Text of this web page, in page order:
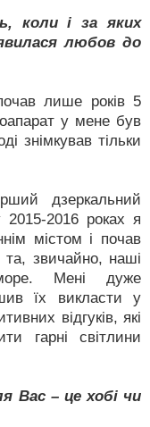
коли і за яких
любов до
лише років 5
у мене був
знімкував тільки
дзеркальний
2016 роках я
містом і почав
та, звичайно, наші
Мені дуже
їх викласти у
відгуків, які
гарні світлини
Вас – це хобі чи